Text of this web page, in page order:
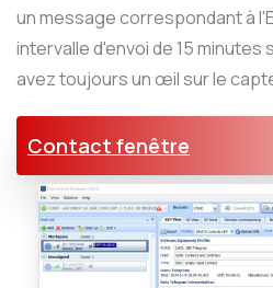
un message correspondant à
intervalle d'envoi de 15 minutes
avez toujours un œil sur le
Contact fenêtre